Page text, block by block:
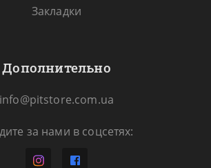
Закладки
Дополнительно
info@pitstore.com.ua
за нами в соцсетях: